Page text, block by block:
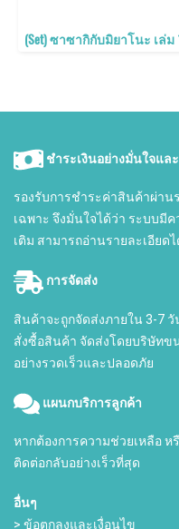
(Set) ซาซากิกับมิยาโนะ เล่ม
ชำระเงินอย่างมั่นใจแล
รองรับการชำระค่าสินค้าผ่า
เฉพาะ จึงมั่นใจได้ว่า ระบบมี
เติม สามารถอ่านรายละเอียดไ
การจัดส่ง
สินค้าจะถูกจัดส่งภายใน 3-7
สั่งซื้อสินค้า จัดส่งโดยบริษัท
อย่างรวดเร็วและปลอดภัย
แผนกบริการลูกค้า
หากต้องการความช่วยเหลือ ห
ติดต่อกลับอย่างเร็วที่สุด
อื่นๆ
> ข้อตกลงและเงื่อนไข